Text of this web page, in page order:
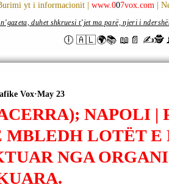
yt i informacionit | www.007vox.com |
🕕 🇦🇱🌍📚 📖📄
duhet shkruesi t’jet ma parë, njeri i
NAPOLI |
MBLEDH LOTËT E
NGA
Vox May 23